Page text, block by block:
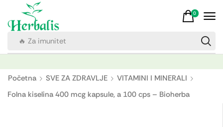
🔥 Za imunitet
0
Početna SVE ZA ZDRAVLJE
VITAMINI I MINERALI
Folna kiselina 400 mcg kapsule, a 100 cps – Bioherba